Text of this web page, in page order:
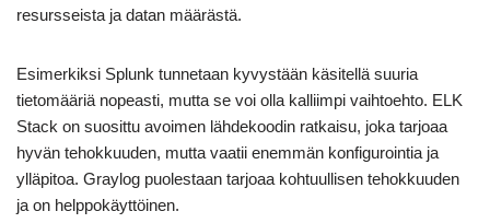
resursseista ja datan määrästä.
Esimerkiksi Splunk tunnetaan kyvystään käsitellä suuria
tietomääriä nopeasti, mutta se voi olla kalliimpi vaihtoehto. ELK
Stack on suosittu avoimen lähdekoodin ratkaisu, joka tarjoaa
hyvän tehokkuuden, mutta vaatii enemmän konfigurointia ja
ylläpitoa. Graylog puolestaan tarjoaa kohtuullisen tehokkuuden
ja on helppokäyttöinen.